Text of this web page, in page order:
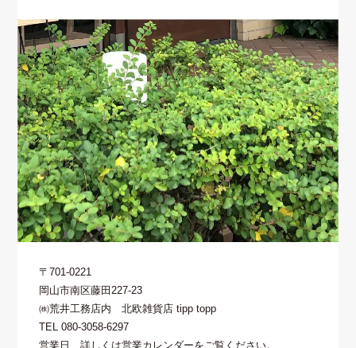
〒701-0221
岡山市南区藤田227-23
㈱荒井工務店内 北欧雑貨店 tipp topp
TEL 080-3058-6297
営業日 詳しくは営業カレンダーをご覧ください。